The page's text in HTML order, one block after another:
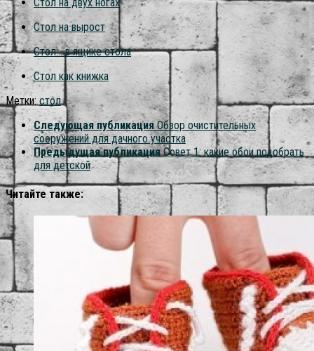
Стол на двух ногах
Стол на вырост
Стол… в ящике стола
Стол как книжка
Метки: стол
Следующая публикация Обзор очистительных
сооружений для дачного участка
Предыдущая публикация Совет 1: какие обои подобрать
для детской
Читайте также: